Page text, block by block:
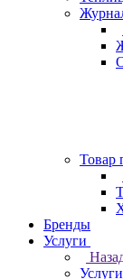
Товар
Бренды
Услуги
Услуги